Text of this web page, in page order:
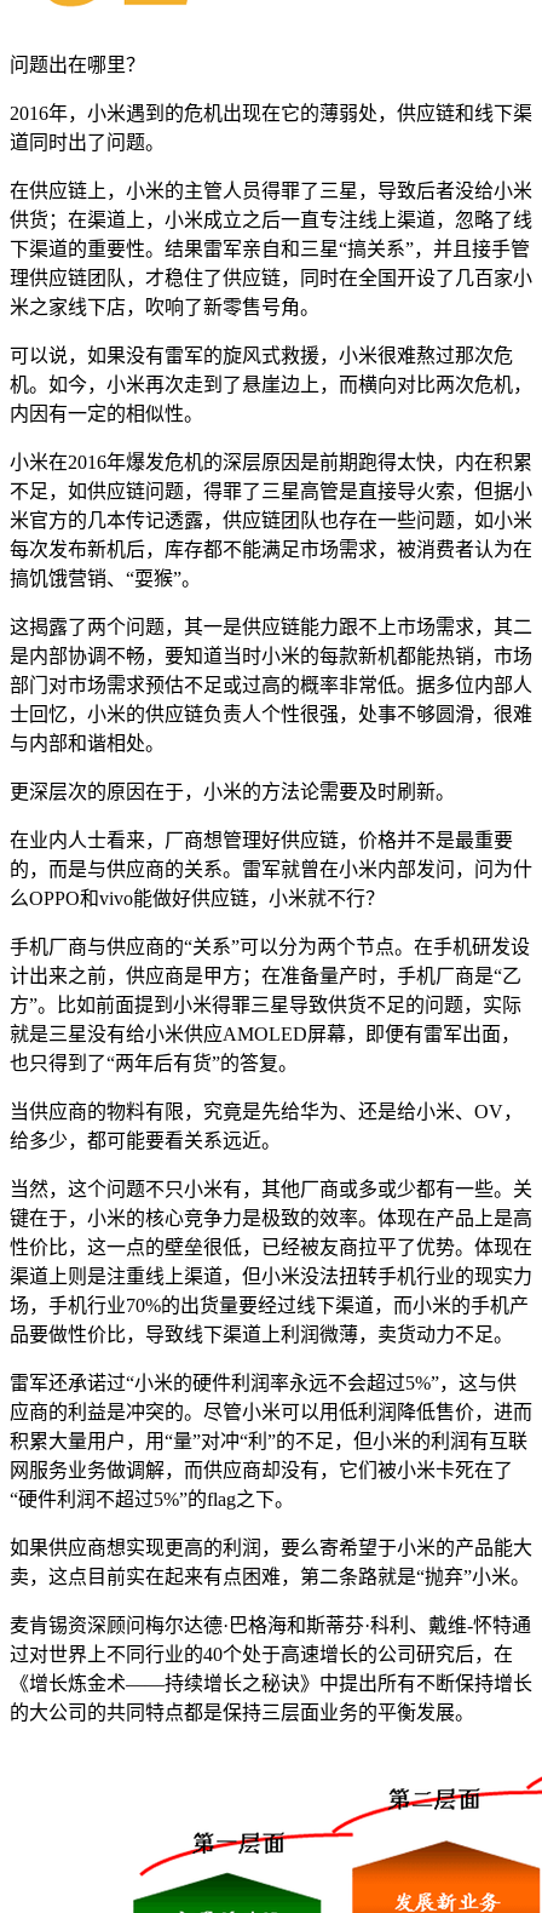
问题出在哪里？
2016年，小米遇到的危机出现在它的薄弱处，供应链和线下渠
道同时出了问题。
在供应链上，小米的主管人员得罪了三星，导致后者没给小米
供货；在渠道上，小米成立之后一直专注线上渠道，忽略了线
下渠道的重要性。结果雷军亲自和三星“搞关系”，并且接手管
理供应链团队，才稳住了供应链，同时在全国开设了几百家小
米之家线下店，吹响了新零售号角。
可以说，如果没有雷军的旋风式救援，小米很难熬过那次危
机。如今，小米再次走到了悬崖边上，而横向对比两次危机，
内因有一定的相似性。
小米在2016年爆发危机的深层原因是前期跑得太快，内在积累
不足，如供应链问题，得罪了三星高管是直接导火索，但据小
米官方的几本传记透露，供应链团队也存在一些问题，如小米
每次发布新机后，库存都不能满足市场需求，被消费者认为在
搞饥饿营销、“耍猴”。
这揭露了两个问题，其一是供应链能力跟不上市场需求，其二
是内部协调不畅，要知道当时小米的每款新机都能热销，市场
部门对市场需求预估不足或过高的概率非常低。据多位内部人
士回忆，小米的供应链负责人个性很强，处事不够圆滑，很难
与内部和谐相处。
更深层次的原因在于，小米的方法论需要及时刷新。
在业内人士看来，厂商想管理好供应链，价格并不是最重要
的，而是与供应商的关系。雷军就曾在小米内部发问，问为什
么OPPO和vivo能做好供应链，小米就不行？
手机厂商与供应商的“关系”可以分为两个节点。在手机研发设
计出来之前，供应商是甲方；在准备量产时，手机厂商是“乙
方”。比如前面提到小米得罪三星导致供货不足的问题，实际
就是三星没有给小米供应AMOLED屏幕，即便有雷军出面，
也只得到了“两年后有货”的答复。
当供应商的物料有限，究竟是先给华为、还是给小米、OV，
给多少，都可能要看关系远近。
当然，这个问题不只小米有，其他厂商或多或少都有一些。关
键在于，小米的核心竞争力是极致的效率。体现在产品上是高
性价比，这一点的壁垒很低，已经被友商拉平了优势。体现在
渠道上则是注重线上渠道，但小米没法扭转手机行业的现实力
场，手机行业70%的出货量要经过线下渠道，而小米的手机产
品要做性价比，导致线下渠道上利润微薄，卖货动力不足。
雷军还承诺过“小米的硬件利润率永远不会超过5%”，这与供
应商的利益是冲突的。尽管小米可以用低利润降低售价，进而
积累大量用户，用“量”对冲“利”的不足，但小米的利润有互联
网服务业务做调解，而供应商却没有，它们被小米卡死在了
“硬件利润不超过5%”的flag之下。
如果供应商想实现更高的利润，要么寄希望于小米的产品能大
卖，这点目前实在起来有点困难，第二条路就是“抛弃”小米。
麦肯锡资深顾问梅尔达德·巴格海和斯蒂芬·科利、戴维-怀特通
过对世界上不同行业的40个处于高速增长的公司研究后，在
《增长炼金术——持续增长之秘诀》中提出所有不断保持增长
的大公司的共同特点都是保持三层面业务的平衡发展。